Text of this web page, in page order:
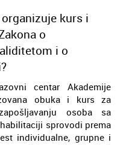
kurs i
o
i o
centar Akademije
obuka i kurs za
osoba sa
sprovodi prema
individualne, grupne i